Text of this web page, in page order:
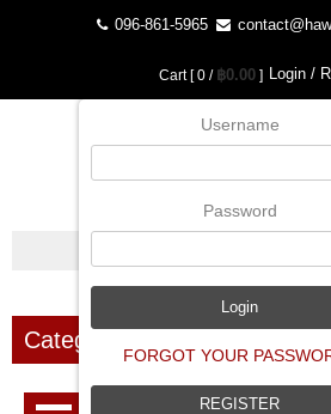
096-861-5965
Cart [ 0 / ฿0.00] Login /
Username
Password
FORGOT YOUR
REGISTER
Categories